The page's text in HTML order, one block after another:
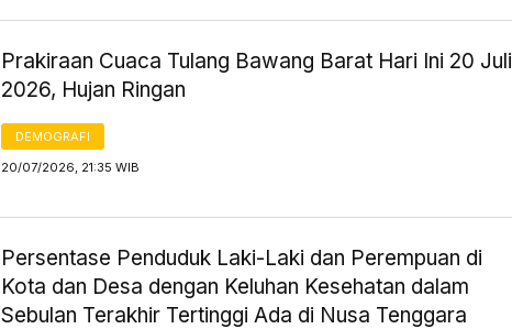
Prakiraan Cuaca Tulang Bawang Barat Hari Ini 20 Juli
2026, Hujan Ringan
DEMOGRAFI
20/07/2026, 21:35 WIB
Persentase Penduduk Laki-Laki dan Perempuan di
Kota dan Desa dengan Keluhan Kesehatan dalam
Sebulan Terakhir Tertinggi Ada di Nusa Tenggara